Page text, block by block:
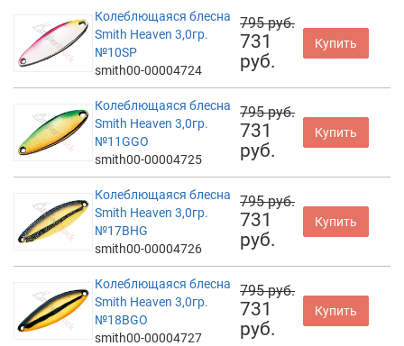
Колеблющаяся блесна
Smith Heaven 3,0гр.
№10SP
smith00-00004724
795 руб.
731
руб.
Купить
Колеблющаяся блесна
Smith Heaven 3,0гр.
№11GGO
smith00-00004725
795 руб.
731
руб.
Купить
Колеблющаяся блесна
Smith Heaven 3,0гр.
№17BHG
smith00-00004726
795 руб.
731
руб.
Купить
Колеблющаяся блесна
Smith Heaven 3,0гр.
№18BGO
smith00-00004727
795 руб.
731
руб.
Купить